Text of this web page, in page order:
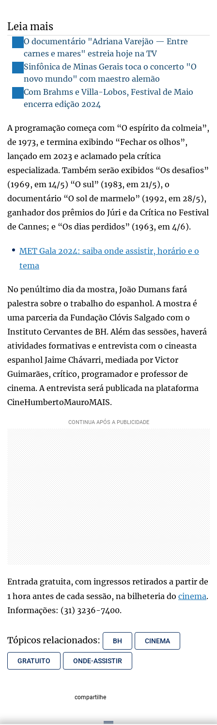
Leia mais
O documentário "Adriana Varejão — Entre
carnes e mares" estreia hoje na TV
Sinfônica de Minas Gerais toca o concerto "O
novo mundo" com maestro alemão
Com Brahms e Villa-Lobos, Festival de Maio
encerra edição 2024
A programação começa com “O espírito da colmeia”,
de 1973, e termina exibindo “Fechar os olhos”,
lançado em 2023 e aclamado pela crítica
especializada. Também serão exibidos “Os desafios”
(1969, em 14/5) “O sul” (1983, em 21/5), o
documentário “O sol de marmelo” (1992, em 28/5),
ganhador dos prêmios do Júri e da Crítica no Festival
de Cannes; e “Os dias perdidos” (1963, em 4/6).
MET Gala 2024: saiba onde assistir, horário e o
tema
No penúltimo dia da mostra, João Dumans fará
palestra sobre o trabalho do espanhol. A mostra é
uma parceria da Fundação Clóvis Salgado com o
Instituto Cervantes de BH. Além das sessões, haverá
atividades formativas e entrevista com o cineasta
espanhol Jaime Chávarri, mediada por Victor
Guimarães, crítico, programador e professor de
cinema. A entrevista será publicada na plataforma
CineHumbertoMauroMAIS.
Entrada gratuita, com ingressos retirados a partir de
1 hora antes de cada sessão, na bilheteria do cinema.
Informações: (31) 3236-7400.
Tópicos relacionados: BH CINEMA
GRATUITO ONDE-ASSISTIR
compartilhe